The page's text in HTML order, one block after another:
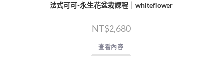
法式可可-永生花盆栽課程｜whiteflower
NT$2,680
查看內容